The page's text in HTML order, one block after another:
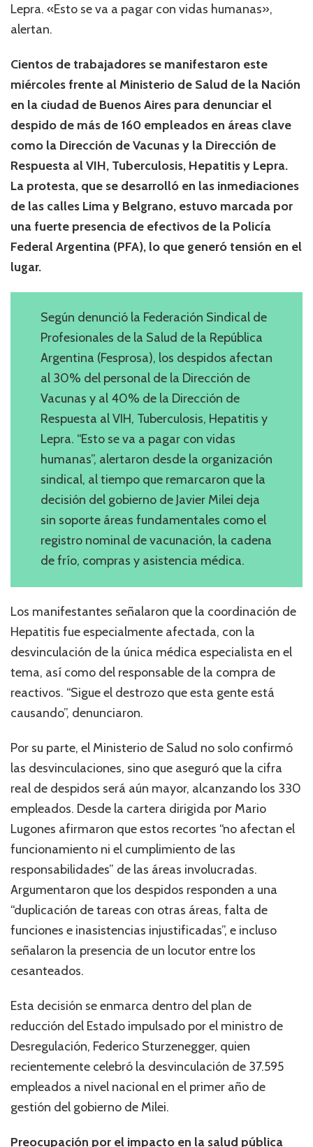
Lepra. «Esto se va a pagar con vidas humanas»,
alertan.
Cientos de trabajadores se manifestaron este
miércoles frente al Ministerio de Salud de la Nación
en la ciudad de Buenos Aires para denunciar el
despido de más de 160 empleados en áreas clave
como la Dirección de Vacunas y la Dirección de
Respuesta al VIH, Tuberculosis, Hepatitis y Lepra.
La protesta, que se desarrolló en las inmediaciones
de las calles Lima y Belgrano, estuvo marcada por
una fuerte presencia de efectivos de la Policía
Federal Argentina (PFA), lo que generó tensión en el
lugar.
Según denunció la Federación Sindical de
Profesionales de la Salud de la República
Argentina (Fesprosa), los despidos afectan
al 30% del personal de la Dirección de
Vacunas y al 40% de la Dirección de
Respuesta al VIH, Tuberculosis, Hepatitis y
Lepra. “Esto se va a pagar con vidas
humanas”, alertaron desde la organización
sindical, al tiempo que remarcaron que la
decisión del gobierno de Javier Milei deja
sin soporte áreas fundamentales como el
registro nominal de vacunación, la cadena
de frío, compras y asistencia médica.
Los manifestantes señalaron que la coordinación de
Hepatitis fue especialmente afectada, con la
desvinculación de la única médica especialista en el
tema, así como del responsable de la compra de
reactivos. “Sigue el destrozo que esta gente está
causando”, denunciaron.
Por su parte, el Ministerio de Salud no solo confirmó
las desvinculaciones, sino que aseguró que la cifra
real de despidos será aún mayor, alcanzando los 330
empleados. Desde la cartera dirigida por Mario
Lugones afirmaron que estos recortes “no afectan el
funcionamiento ni el cumplimiento de las
responsabilidades” de las áreas involucradas.
Argumentaron que los despidos responden a una
“duplicación de tareas con otras áreas, falta de
funciones e inasistencias injustificadas”, e incluso
señalaron la presencia de un locutor entre los
cesanteados.
Esta decisión se enmarca dentro del plan de
reducción del Estado impulsado por el ministro de
Desregulación, Federico Sturzenegger, quien
recientemente celebró la desvinculación de 37.595
empleados a nivel nacional en el primer año de
gestión del gobierno de Milei.
Preocupación por el impacto en la salud pública